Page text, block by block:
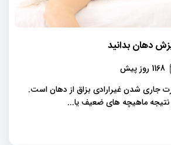
دهان بدانید
1168 روز پیش
جاری شدن غیرارادی بزاق از دهان است.
ماهیچه های ضعیف یا...